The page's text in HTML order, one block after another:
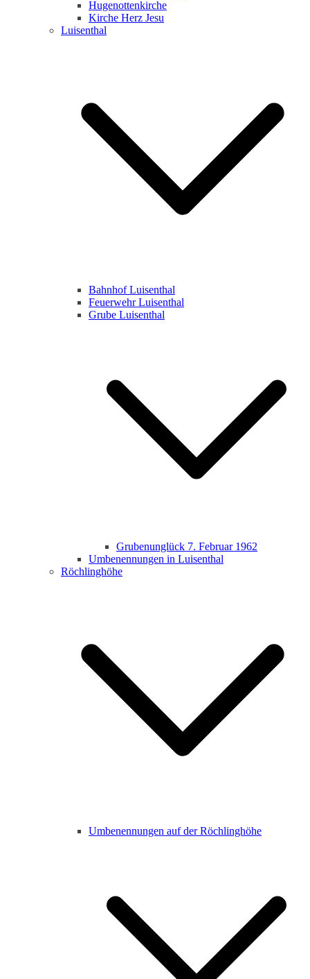
Hugenottenkirche
Kirche Herz Jesu
Luisenthal
Bahnhof Luisenthal
Feuerwehr Luisenthal
Grube Luisenthal
Grubenunglück 7. Februar 1962
Umbenennungen in Luisenthal
Röchlinghöhe
Umbenennungen auf der Röchlinghöhe